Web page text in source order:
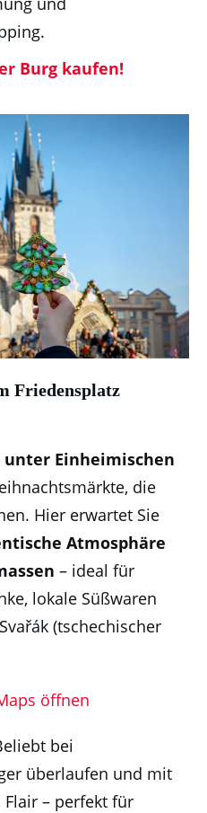
Burg kaufen!
Friedensplatz
Einheimischen
die
Hier erwartet Sie
Atmosphäre
– ideal für
lokale Süßwaren
(tschechischer
öffnen
bei
überlaufen und mit
– perfekt für